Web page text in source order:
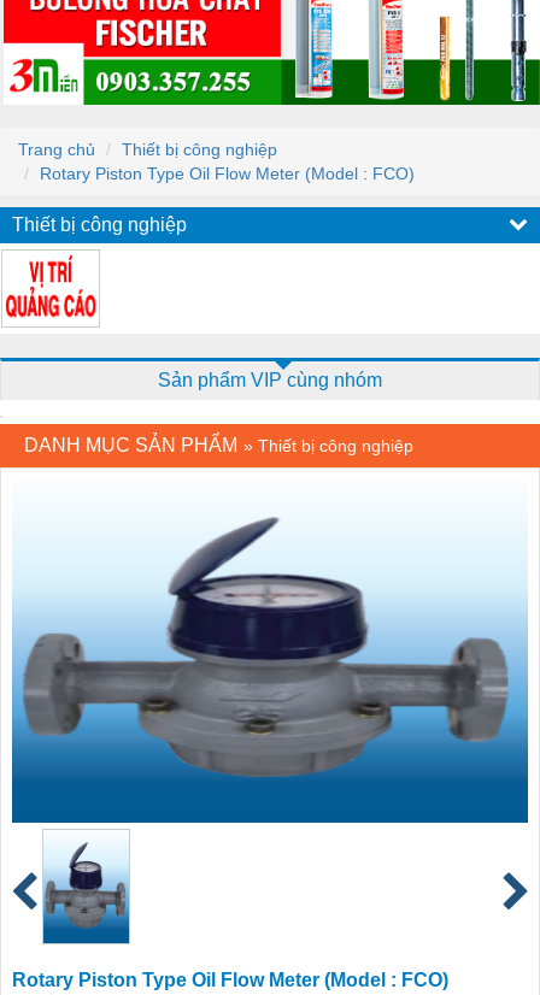
Trang chủ
Thiết bị công nghiệp
Rotary Piston Type Oil Flow Meter (Model : FCO)
Thiết bị công nghiệp
Sản phẩm VIP cùng nhóm
DANH MỤC SẢN PHẨM » Thiết bị công nghiệp
Rotary Piston Type Oil Flow Meter (Model : FCO)